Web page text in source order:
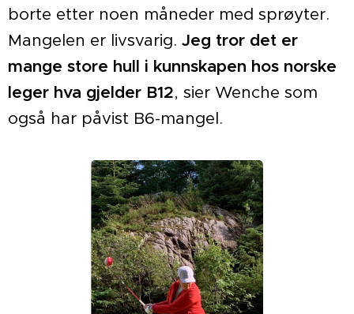
borte etter noen måneder med sprøyter.
Mangelen er livsvarig. Jeg tror det er
mange store hull i kunnskapen hos norske
leger hva gjelder B12, sier Wenche som
også har påvist B6-mangel.